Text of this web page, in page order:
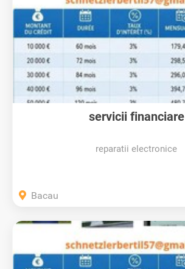
servicii financiare
reparatii electronice
Bacau